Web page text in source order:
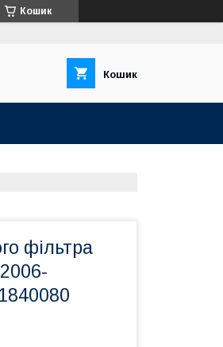
Кошик
Кошик
фільтра